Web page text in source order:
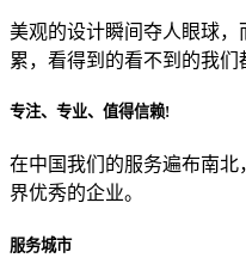
目前主要的营销渠道是？
美观的设计瞬间夺人眼球
累，看得到的看不到的我们
专注、专业、值得信赖!
在中国我们的服务遍布南
界优秀的企业。
服务城市